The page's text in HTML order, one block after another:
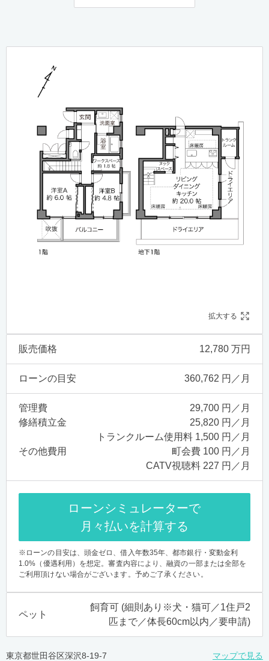
拡大する
販売価格 12,780 万円
ローンの目安 360,762 円／月
管理費
29,700 円／月
修繕積立金
25,820 円／月
その他費用
トランクルーム使用料 1,500 円／月
町会費 100 円／月
CATV視聴料 227 円／月
ローンシミュレーターで
月々払いを計算する
※ローンの目安は、頭金ゼロ、借入年数35年、都市銀行・変動金利
1.0%（優遇利用）を想定。審査内容により、融資の一部または全部を
ご利用頂けない場合がございます。予めご了承ください。
ペット
飼育可 (細則あり※犬・猫可／1住戸2
匹まで／体長60cm以内／要申請)
東京都世田谷区深沢8-19-7 マップで見る